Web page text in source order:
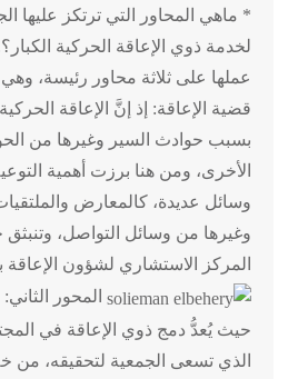
* ماهي المحاور التي ترتكز عليها
لخدمة ذوي الإعاقة الحركية
عملها على ثلاثة محاور رئيسة،
قضية الإعاقة: إذ إنَّ الإعاقة
بسبب حوادث السير وغيرها من
الأخرى، ومن هنا برزت أهمية
وسائل عديدة، كالمعارض
وغيرها من وسائل التواصل،
المركز الاستشاري لشؤون الإعاقة
المحور
حيث يُعدُّ دمج ذوي الإعاقة في
الذي تسعى الجمعية لتحقيقه، من